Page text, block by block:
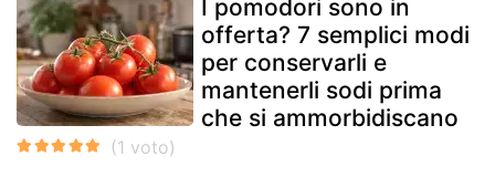
I pomodori sono in
offerta? 7 semplici modi
per conservarli e
mantenerli sodi prima
che si ammorbidiscano